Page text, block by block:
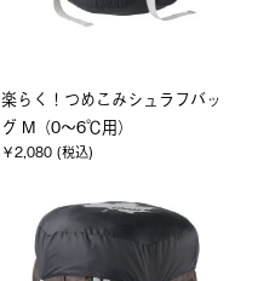
楽らく！つめこみシュラフバッ
グ M（0～6℃用）
￥2,080 (税込)